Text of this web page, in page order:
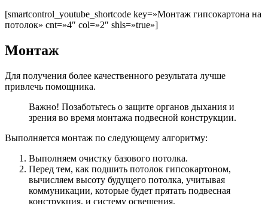
[smartcontrol_youtube_shortcode key=»Монтаж гипсокартона на
потолок» cnt=»4″ col=»2″ shls=»true»]
Монтаж
Для получения более качественного результата лучше
привлечь помощника.
Важно! Позаботьтесь о защите органов дыхания и
зрения во время монтажа подвесной конструкции.
Выполняется монтаж по следующему алгоритму:
Выполняем очистку базового потолка.
Перед тем, как подшить потолок гипсокартоном,
вычисляем высоту будущего потолка, учитывая
коммуникации, которые будет прятать подвесная
конструкция, и систему освещения.